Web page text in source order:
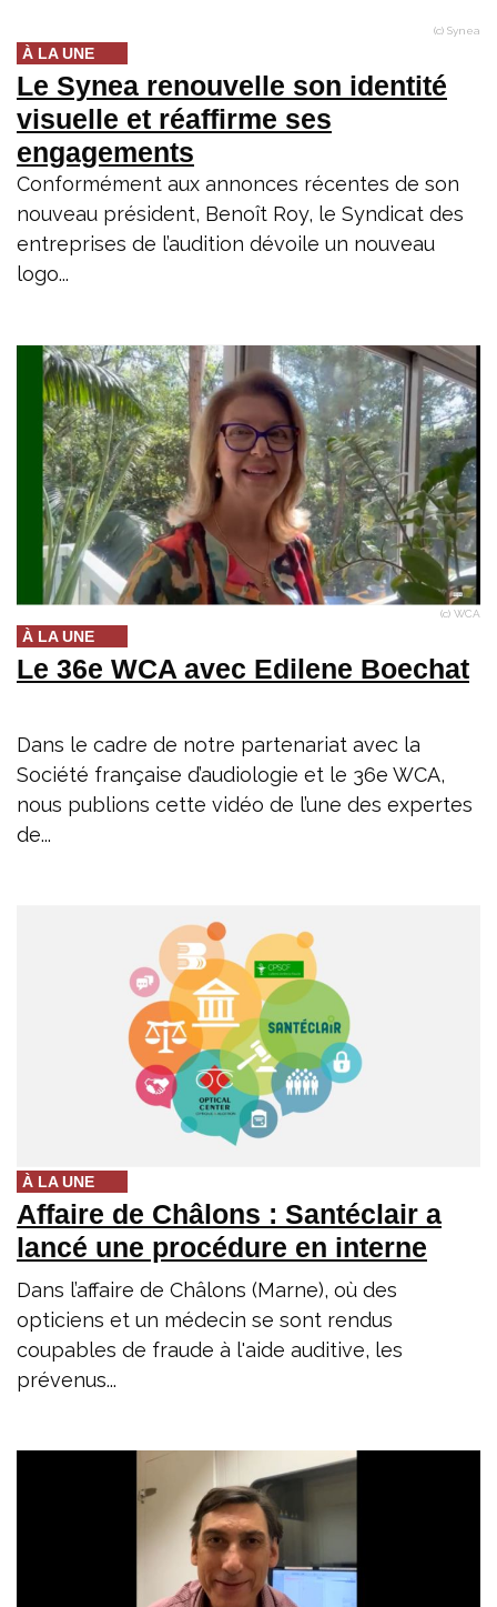
(c) Synea
À LA UNE
Le Synea renouvelle son identité
visuelle et réaffirme ses
engagements
Conformément aux annonces récentes de son
nouveau président, Benoît Roy, le Syndicat des
entreprises de l’audition dévoile un nouveau
logo...
(c) WCA
À LA UNE
Le 36e WCA avec Edilene Boechat
Dans le cadre de notre partenariat avec la
Société française d’audiologie et le 36e WCA,
nous publions cette vidéo de l’une des expertes
de...
À LA UNE
Affaire de Châlons : Santéclair a
lancé une procédure en interne
Dans l’affaire de Châlons (Marne), où des
opticiens et un médecin se sont rendus
coupables de fraude à l'aide auditive, les
prévenus...